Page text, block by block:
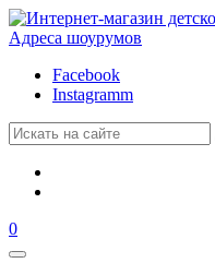
Адреса шоурумов
Facebook
Instagramm
0